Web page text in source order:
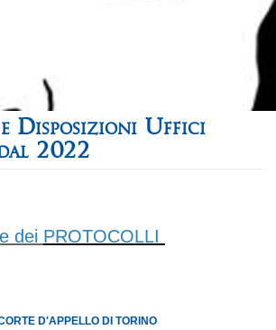
Disposizioni Uffici
2022
dei PROTOCOLLI
D'APPELLO DI TORINO